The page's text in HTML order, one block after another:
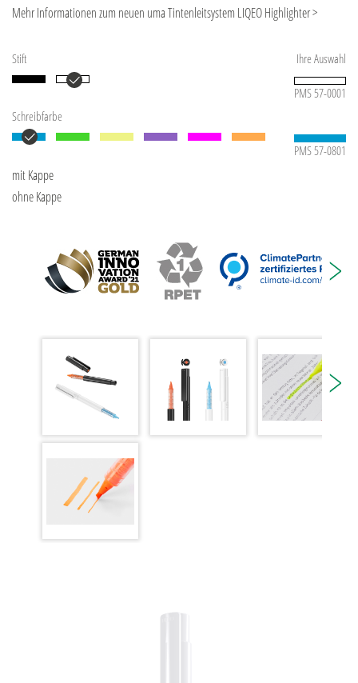
Highlighter ist ohne Pumpen oder Anstechen sofort einsatzfähig. Neues
Flüssigtank austausch- bzw. nachfüllbar. Aufgrund der Besonderheit des
Materials (recyceltes PET-Material) sind produktionstechnische
Mehr Informationen zum neuen uma Tintenleitsystem LIQEO Highlighter >
Ihre Auswahl
Stift
PMS 57-0001
Schreibfarbe
PMS 57-0801
mit Kappe
ohne Kappe